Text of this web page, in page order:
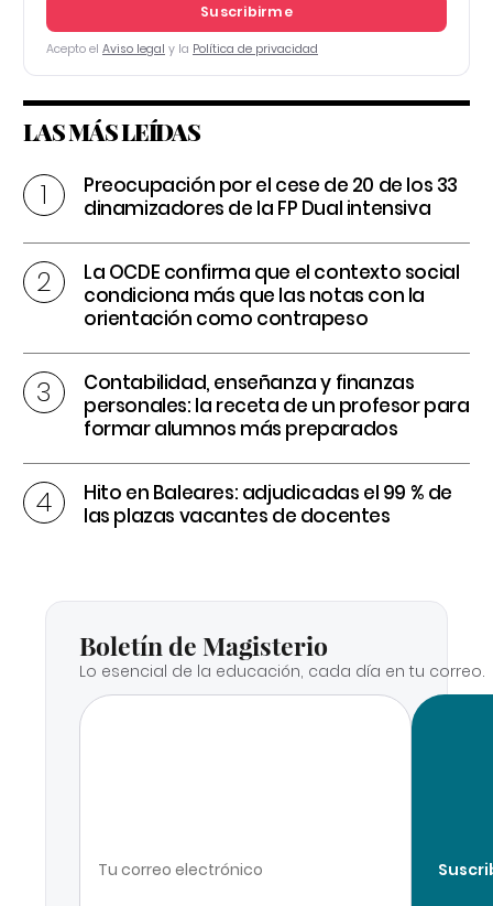
Suscribirme
Acepto el Aviso legal y la Política de privacidad
LAS MÁS LEÍDAS
Preocupación por el cese de 20 de los 33
dinamizadores de la FP Dual intensiva
La OCDE confirma que el contexto social
condiciona más que las notas con la
orientación como contrapeso
Contabilidad, enseñanza y finanzas
personales: la receta de un profesor para
formar alumnos más preparados
Hito en Baleares: adjudicadas el 99 % de
las plazas vacantes de docentes
Boletín de Magisterio
Lo esencial de la educación, cada día en tu correo.